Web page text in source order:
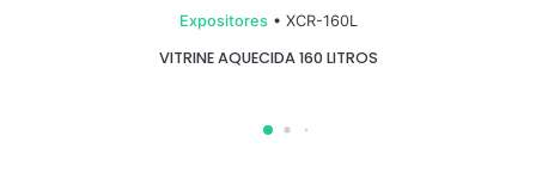
Expositores• XCR-160L
VITRINE AQUECIDA 160 LITROS